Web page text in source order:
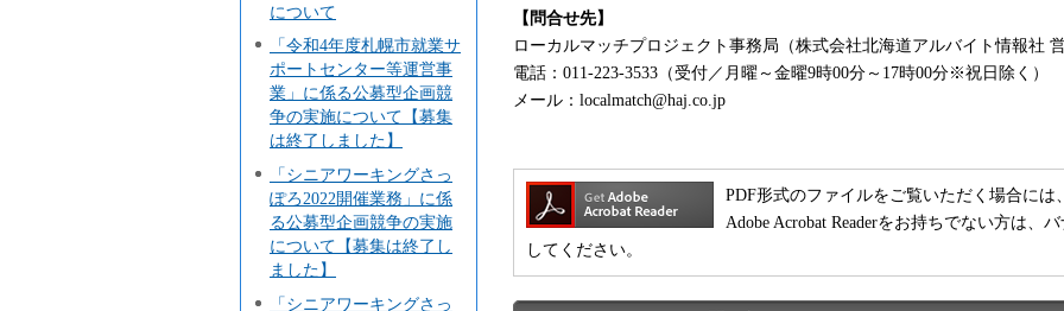
について
「令和4年度札幌市就業サ
ポートセンター等運営事
業」に係る公募型企画競
争の実施について【募集
は終了しました】
「シニアワーキングさっ
ぽろ2022開催業務」に係
る公募型企画競争の実施
について【募集は終了し
ました】
「シニアワーキングさっ
【問合せ先】
ローカルマッチプロジェクト事務局（株式会社北海道アルバイト情報社 営
電話：011-223-3533（受付／月曜～金曜9時00分～17時00分※祝日除く）
メール：localmatch@haj.co.jp
PDF形式のファイルをご覧いただく場合には
Adobe Acrobat Readerをお持ちでない方は、
してください。